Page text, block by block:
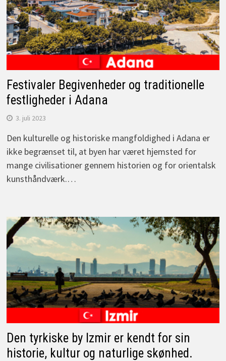
Festivaler Begivenheder og traditionelle
festligheder i Adana
3. juli 2023
Den kulturelle og historiske mangfoldighed i Adana er
ikke begrænset til, at byen har været hjemsted for
mange civilisationer gennem historien og for orientalsk
kunsthåndværk.…
Den tyrkiske by Izmir er kendt for sin
historie, kultur og naturlige skønhed.